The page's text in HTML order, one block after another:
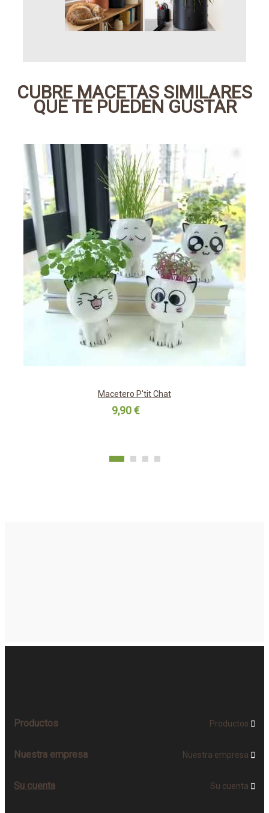
CUBRE MACETAS SIMILARES
QUE TE PUEDEN GUSTAR
Macetero P'tit Chat
9,90 €
Productos Productos 
Nuestra empresa Nuestra empresa 
Su cuenta Su cuenta 